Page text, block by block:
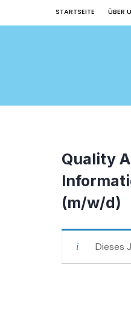
STARTSEITE ÜBER
Quality
(m/w/d)
Dieses